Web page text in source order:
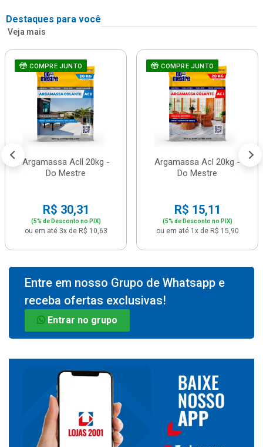
Destaques para você
Veja mais
COMPRE JUNTO
Argamassa Acll 20kg -
Do Mestre
R$ 30,31
(5% de Desconto no PIX)
ou em até 3x de R$ 10,63
COMPRE JUNTO
Argamassa Acl 20kg -
Do Mestre
R$ 15,11
(5% de Desconto no PIX)
ou em até 1x de R$ 15,90
Entre em nosso Grupo de Whatsapp e
receba ofertas exclusivas!
Entrar no grupo